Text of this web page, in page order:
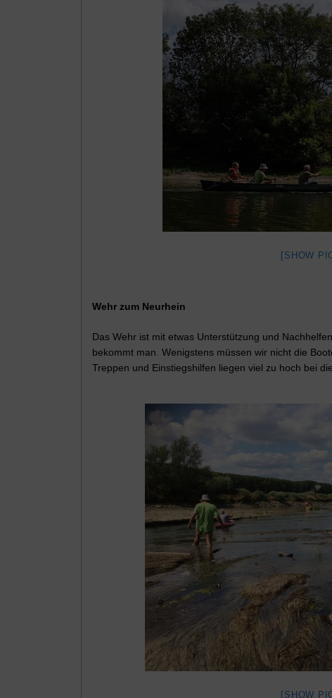
[SHOW
Wehr zum Neurhein
Das Wehr ist mit etwas Unterstützung und
bekommt man. Wenigstens müssen wir nicht die
Treppen und Einstiegshilfen liegen viel zu hoch bei
[SHOW